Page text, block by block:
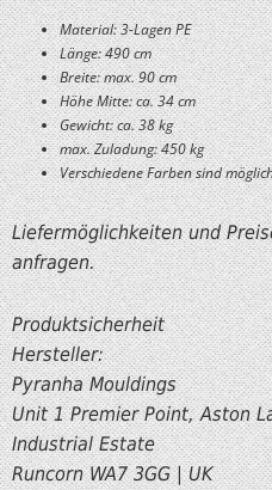
Material: 3-Lagen PE
Länge: 490 cm
Breite: max. 90 cm
Höhe Mitte: ca. 34 cm
Gewicht: ca. 38 kg
max. Zuladung: 450 kg
Verschiedene Farben sind
Liefermöglichkeiten und
anfragen.
Produktsicherheit
Hersteller:
Pyranha Mouldings
Unit 1 Premier Point, Aston
Industrial Estate
Runcorn WA7 3GG | UK